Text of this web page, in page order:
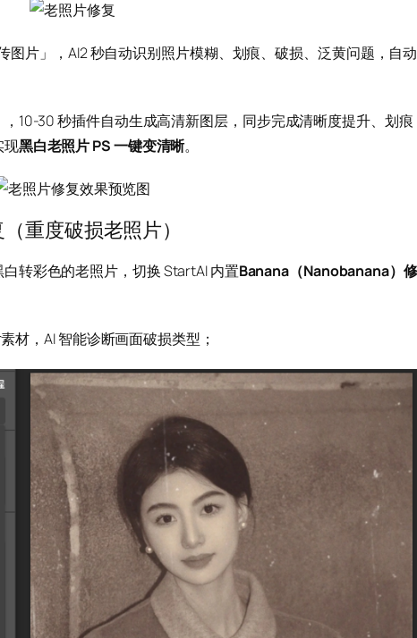
图片」，AI2 秒自动识别照片模糊、划痕、破损、泛黄问题，自动
10-30 秒插件自动生成高清新图层，同步完成清晰度提升、划痕
现黑白老照片 PS 一键变清晰。
重度破损老照片）
转彩色的老照片，切换 StartAI 内置Banana（Nanobanana）修
材，AI 智能诊断画面破损类型；